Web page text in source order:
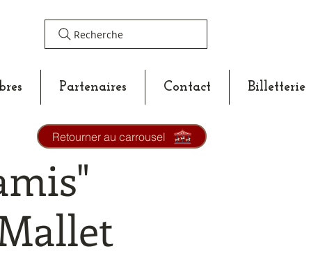
Recherche
Partenaires Contact Billetterie
Retourner au carrousel